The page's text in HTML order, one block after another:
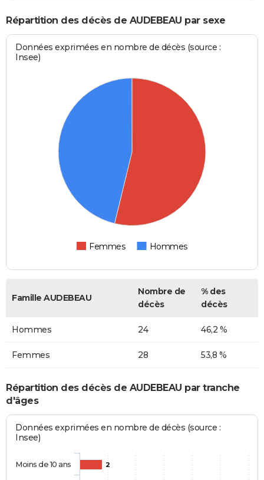
Répartition des décès de AUDEBEAU par sexe
Données exprimées en nombre de décès (source :
Insee)
Femmes Hommes
Famille AUDEBEAU
Nombre de
décès
% des
décès
Hommes 24 46,2 %
Femmes 28 53,8 %
Répartition des décès de AUDEBEAU par tranche
d'âges
Données exprimées en nombre de décès (source :
Insee)
2
Moins de 10 ans